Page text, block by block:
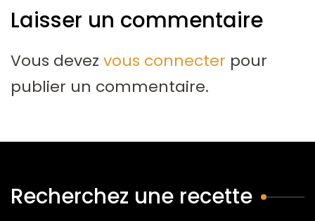
Laisser un commentaire
Vous devez vous connecter pour
publier un commentaire.
Recherchez une recette